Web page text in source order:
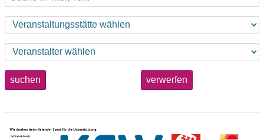
suchen verwerfen